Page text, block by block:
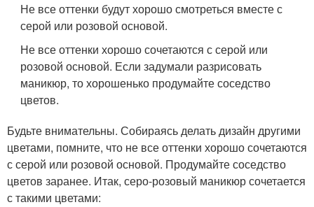
Не все оттенки будут хорошо смотреться вместе с
серой или розовой основой.
Не все оттенки хорошо сочетаются с серой или
розовой основой. Если задумали разрисовать
маникюр, то хорошенько продумайте соседство
цветов.
Будьте внимательны. Собираясь делать дизайн другими
цветами, помните, что не все оттенки хорошо сочетаются
с серой или розовой основой. Продумайте соседство
цветов заранее. Итак, серо-розовый маникюр сочетается
с такими цветами: